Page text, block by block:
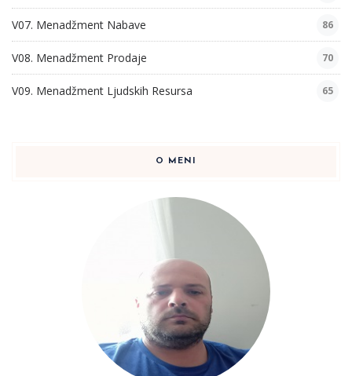
V07. Menadžment Nabave 86
V08. Menadžment Prodaje 70
V09. Menadžment Ljudskih Resursa 65
O MENI